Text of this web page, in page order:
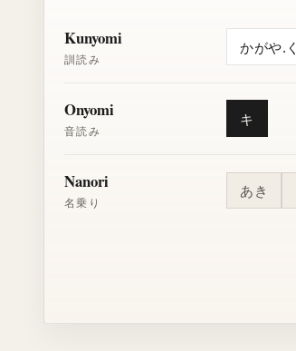
Kunyomi
訓読み
かがや.く
Onyomi
音読み
キ
Nanori
名乗り
あき